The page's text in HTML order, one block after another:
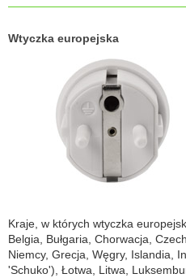
Wtyczka europejska
Kraje, w których wtyczka
Belgia, Bułgaria, Chorwacja,
Niemcy, Grecja, Węgry, Islandia,
'Schuko'), Łotwa, Litwa,